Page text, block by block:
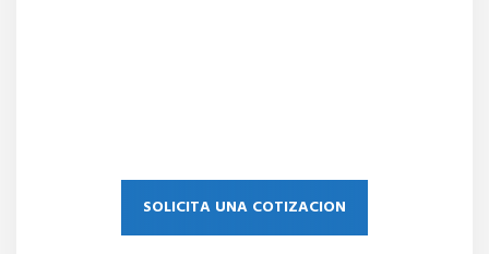
SOLICITA UNA COTIZACION